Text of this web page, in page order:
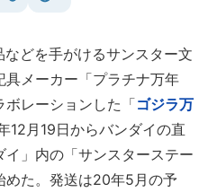
どを手がけるサンスター文
メーカー「プラチナ万年
レーションした「ゴジラ万
12月19日からバンダイの直
」内の「サンスターステー
めた。発送は20年5月の予